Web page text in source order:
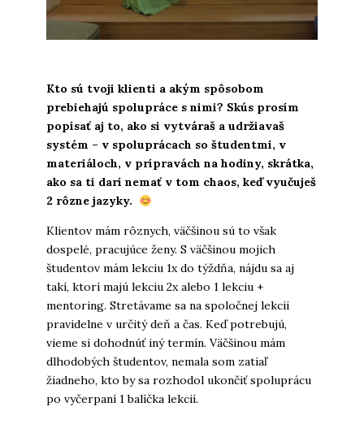
Kto sú tvoji klienti a akým spôsobom
prebiehajú spolupráce s nimi? Skús prosím
popísať aj to, ako si vytváraš a udržiavaš
systém – v spoluprácach so študentmi, v
materiáloch, v prípravách na hodiny, skrátka,
ako sa ti darí nemať v tom chaos, keď vyučuješ
2 rôzne jazyky.
Klientov mám rôznych, väčšinou sú to však
dospelé, pracujúce ženy. S väčšinou mojich
študentov mám lekciu 1x do týždňa, nájdu sa aj
takí, ktorí majú lekciu 2x alebo 1 lekciu +
mentoring. Stretávame sa na spoločnej lekcii
pravidelne v určitý deň a čas. Keď potrebujú,
vieme si dohodnúť iný termín. Väčšinou mám
dlhodobých študentov, nemala som zatiaľ
žiadneho, kto by sa rozhodol ukončiť spoluprácu
po vyčerpaní 1 balíčka lekcií.